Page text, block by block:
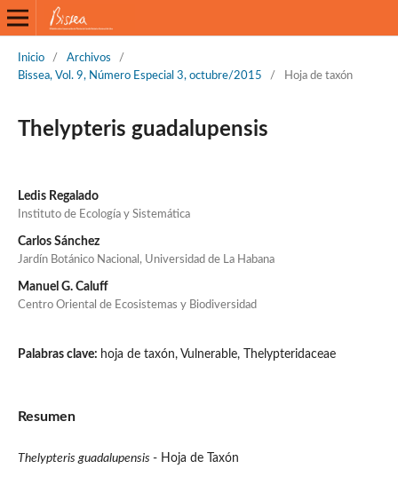
Inicio / Archivos
/
Bissea, Vol. 9, Número Especial 3, octubre/2015
/ Hoja de taxón
Thelypteris guadalupensis
Ledis Regalado
Instituto de Ecología y Sistemática
Carlos Sánchez
Jardín Botánico Nacional, Universidad de La Habana
Manuel G. Caluff
Centro Oriental de Ecosistemas y Biodiversidad
Palabras clave: hoja de taxón, Vulnerable, Thelypteridaceae
Resumen
Thelypteris guadalupensis - Hoja de Taxón